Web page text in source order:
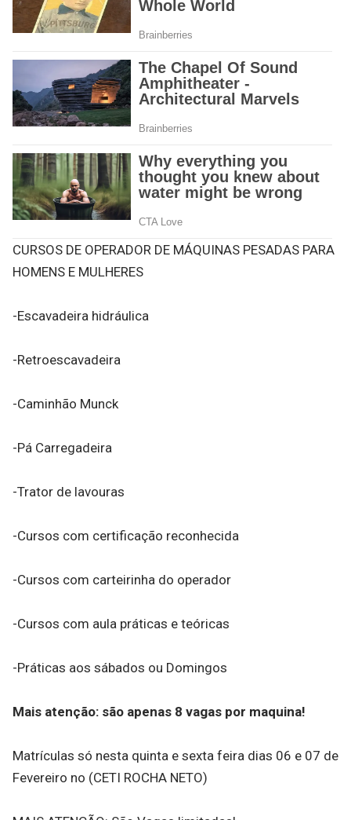
CURSOS DE OPERADOR DE MÁQUINAS PESADAS PARA
HOMENS E MULHERES
-Escavadeira hidráulica
-Retroescavadeira
-Caminhão Munck
-Pá Carregadeira
-Trator de lavouras
-Cursos com certificação reconhecida
-Cursos com carteirinha do operador
-Cursos com aula práticas e teóricas
-Práticas aos sábados ou Domingos
Mais atenção: são apenas 8 vagas por maquina!
Matrículas só nesta quinta e sexta feira dias 06 e 07 de
Fevereiro no (CETI ROCHA NETO)